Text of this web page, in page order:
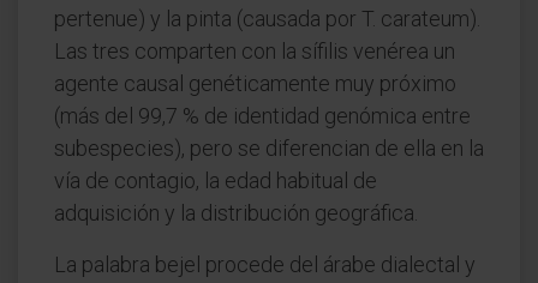
pertenue) y la pinta (causada por T. carateum).
Las tres comparten con la sífilis venérea un
agente causal genéticamente muy próximo
(más del 99,7 % de identidad genómica entre
subespecies), pero se diferencian de ella en la
vía de contagio, la edad habitual de
adquisición y la distribución geográfica.
La palabra bejel procede del árabe dialectal y